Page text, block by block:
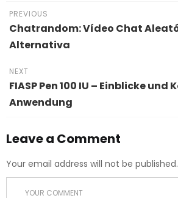
PREVIOUS
Chatrandom: Vídeo Chat
Alternativa
NEXT
FIASP Pen 100 IU – Einblicke
Anwendung
Leave a Comment
Your email address will not be published.